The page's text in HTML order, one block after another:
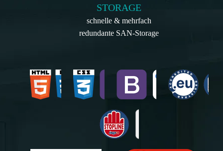
STORAGE
schnelle & mehrfach
redundante SAN-Storage